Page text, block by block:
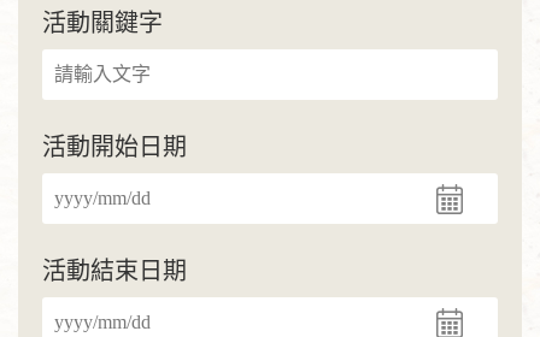
活動關鍵字
活動開始日期
活動結束日期